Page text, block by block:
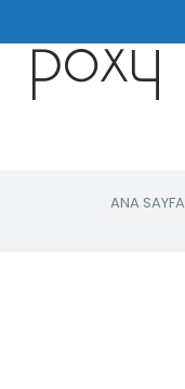
ANA SAYFA